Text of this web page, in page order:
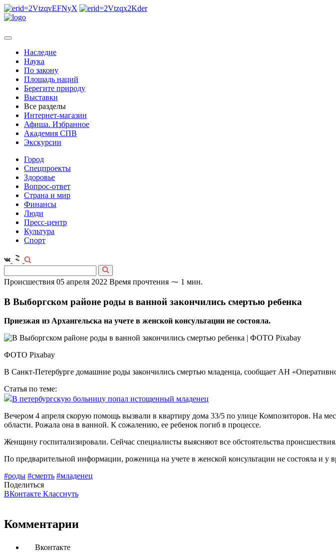
Наследие
Наука
По закону
Площадь наций
Берегите природу
Выставки
Все разделы
Интернет-магазин
Афиша. Избранное
Академия СПВ
Экскурсии
Город
Спецпроекты
Здоровье
Вопрос-ответ
Страна и мир
Финансы
Люди
Пресс-центр
Культура
Спорт
Происшествия 05 апреля 2022 Время прочтения ⁓ 1 мин.
В Выборгском районе роды в ванной закончились смертью ребенка
Приезжая из Архангельска на учете в женской консультации не состояла.
ФОТО Pixabay
В Санкт-Петербурге домашние роды закончились смертью младенца, сообщает АН
Статья по теме:
В петербургскую больницу попал истощенный младенец
Вечером 4 апреля скорую помощь вызвали в квартиру дома 33/5 по улице Композиторов. На
области. Рожала она в ванной. К сожалению, ее ребенок погиб в процессе.
Женщину госпитализировали. Сейчас специалисты выясняют все обстоятельства
По предварительной информации, роженица на учете в женской консультации не состояла и у
#роды #смерть #младенец
Поделиться
ВКонтакте Класснуть
Комментарии
Вконтакте